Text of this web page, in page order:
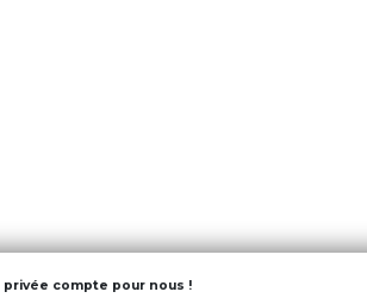
compte pour nous !